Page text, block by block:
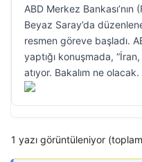
ABD Merkez Bankası’nın
Beyaz Saray’da
resmen göreve başladı.
yaptığı konuşmada,
atıyor. Bakalım ne
1 yazı görüntüleniyor